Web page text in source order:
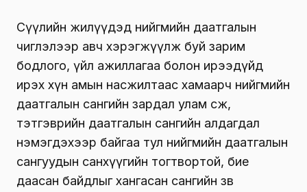
Сүүлийн жилүүдэд нийгмийн даатгалын
чиглэлээр авч хэрэгжүүлж буй зарим
бодлого, үйл ажиллагаа болон ирээдүйд
ирэх хүн амын насжилтаас хамаарч нийгмийн
даатгалын сангийн зардал улам өсөж,
тэтгэврийн даатгалын сангийн алдагдал
нэмэгдэхээр байгаа тул нийгмийн даатгалын
сангуудын санхүүгийн тогтвортой, бие
даасан байдлыг хангасан сангийн зөв